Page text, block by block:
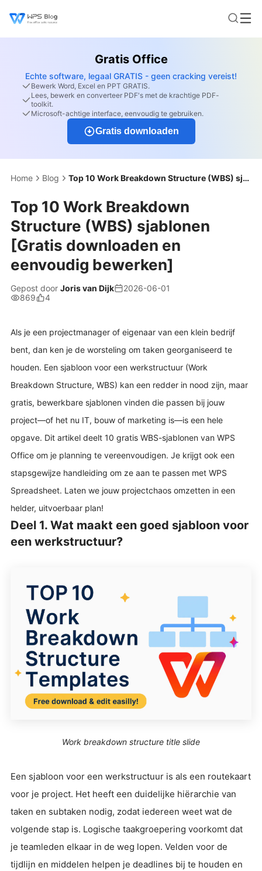
Gratis Office
Echte software, legaal GRATIS - geen cracking vereist!
Bewerk Word, Excel en PPT GRATIS.
Lees, bewerk en converteer PDF's met de krachtige PDF-
toolkit.
Microsoft-achtige interface, eenvoudig te gebruiken.
Gratis downloaden
Home Blog Top 10 Work Breakdown Structure (WBS) sjablonen [Gratis downloaden en eenvoudig bewerken]
Top 10 Work Breakdown
Structure (WBS) sjablonen
[Gratis downloaden en
eenvoudig bewerken]
Gepost door Joris van Dijk
2026-06-01
869
4
Als je een projectmanager of eigenaar van een klein bedrijf
bent, dan ken je de worsteling om taken georganiseerd te
houden. Een sjabloon voor een werkstructuur (Work
Breakdown Structure, WBS) kan een redder in nood zijn, maar
gratis, bewerkbare sjablonen vinden die passen bij jouw
project—of het nu IT, bouw of marketing is—is een hele
opgave. Dit artikel deelt 10 gratis WBS-sjablonen van WPS
Office om je planning te vereenvoudigen. Je krijgt ook een
stapsgewijze handleiding om ze aan te passen met WPS
Spreadsheet. Laten we jouw projectchaos omzetten in een
helder, uitvoerbaar plan!
Deel 1. Wat maakt een goed sjabloon voor
een werkstructuur?
Work breakdown structure title slide
Een sjabloon voor een werkstructuur is als een routekaart
voor je project. Het heeft een duidelijke hiërarchie van
taken en subtaken nodig, zodat iedereen weet wat de
volgende stap is. Logische taakgroepering voorkomt dat
je teamleden elkaar in de weg lopen. Velden voor de
tijdlijn en middelen helpen je deadlines bij te houden en